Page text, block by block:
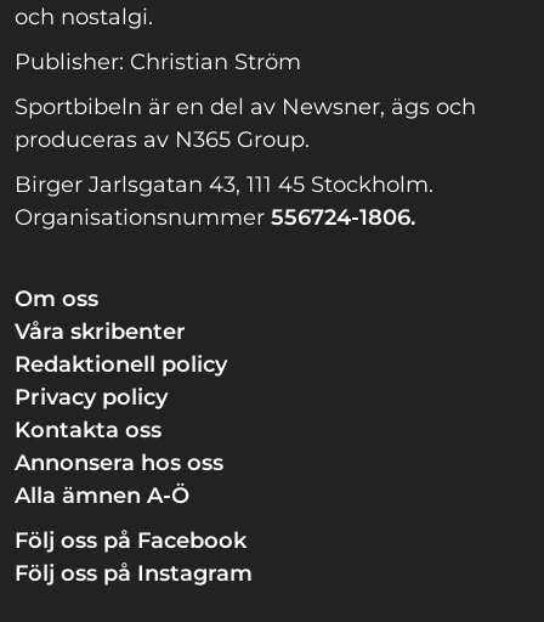
och nostalgi.
Publisher: Christian Ström
Sportbibeln är en del av Newsner, ägs och
produceras av N365 Group.
Birger Jarlsgatan 43, 111 45 Stockholm.
Organisationsnummer 556724-1806.
Om oss
Våra skribenter
Redaktionell policy
Privacy policy
Kontakta oss
Annonsera hos oss
Alla ämnen A-Ö
Följ oss på Facebook
Följ oss på Instagram